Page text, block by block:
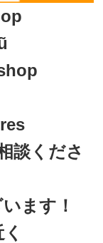
談くださ
ます！